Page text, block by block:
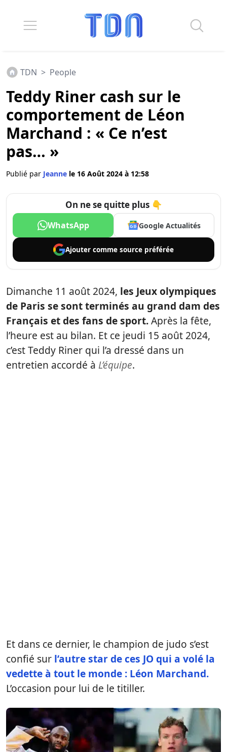
TDN > People
Teddy Riner cash sur le
comportement de Léon
Marchand : « Ce n’est
pas… »
Publié par Jeanne le 16 Août 2024 à 12:58
On ne se quitte plus 👇
WhatsApp Google Actualités
Ajouter comme source préférée
Dimanche 11 août 2024, les Jeux olympiques
de Paris se sont terminés au grand dam des
Français et des fans de sport.Après la fête,
l’heure est au bilan. Et ce jeudi 15 août 2024,
c’est Teddy Riner qui l’a dressé dans un
entretien accordé à L’équipe.
Et dans ce dernier, le champion de judo s’est
confié sur l’autre star de ces JO qui a volé la
vedette à tout le monde : Léon Marchand.
L’occasion pour lui de le titiller.